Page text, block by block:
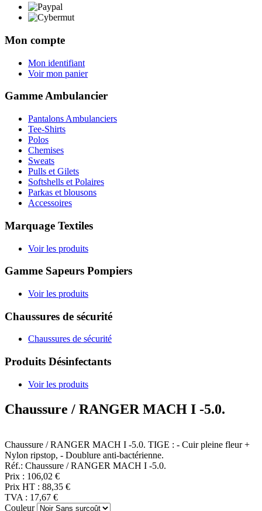
Mon compte
Mon identifiant
Voir mon panier
Gamme Ambulancier
Pantalons Ambulanciers
Tee-Shirts
Polos
Chemises
Sweats
Pulls et Gilets
Softshells et Polaires
Parkas et blousons
Accessoires
Marquage Textiles
Voir les produits
Gamme Sapeurs Pompiers
Voir les produits
Chaussures de sécurité
Chaussures de sécurité
Produits Désinfectants
Voir les produits
Chaussure / RANGER MACH I -5.0.
Chaussure / RANGER MACH I -5.0. TIGE : - Cuir pleine fleur +
Nylon ripstop, - Doublure anti-bactérienne.
Réf.: Chaussure / RANGER MACH I -5.0.
Prix : 106,02 €
Prix HT : 88,35 €
TVA : 17,67 €
Couleur